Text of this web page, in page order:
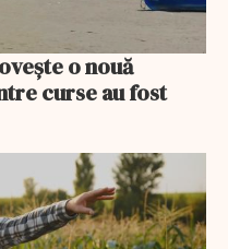
o nouă
curse au fost